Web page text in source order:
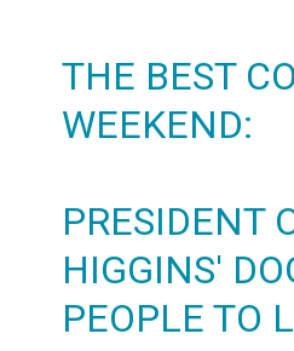
THE BEST
WEEKEND:
PRESIDENT
HIGGINS'
PEOPLE TO